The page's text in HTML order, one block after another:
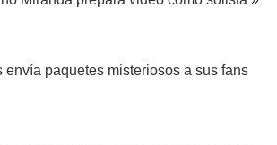
envía paquetes misteriosos a sus fans